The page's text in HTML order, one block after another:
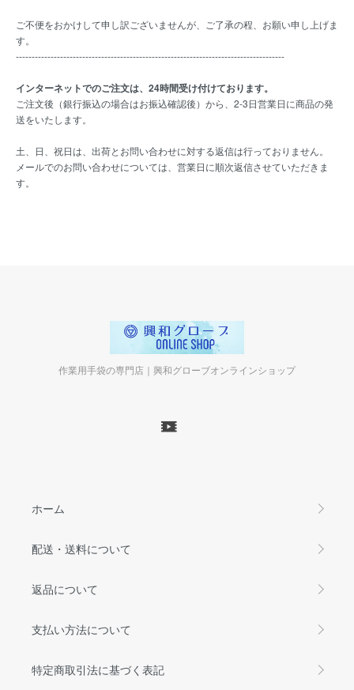
ご不便をおかけして申し訳ございませんが、ご了承の程、お願い申し上げま
す。
-------------------------------------------------------------------------------------
インターネットでのご注文は、24時間受け付けております。
ご注文後（銀行振込の場合はお振込確認後）から、2-3日営業日に商品の発
送をいたします。
土、日、祝日は、出荷とお問い合わせに対する返信は行っておりません。
メールでのお問い合わせについては、営業日に順次返信させていただきま
す。
作業用手袋の専門店｜興和グローブオンラインショップ
ホーム
配送・送料について
返品について
支払い方法について
特定商取引法に基づく表記